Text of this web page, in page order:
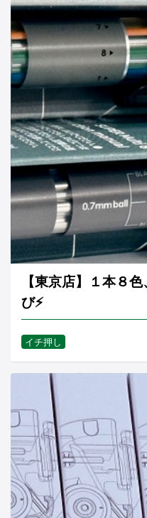
【東京店】１本８
び⚡
イチ押し